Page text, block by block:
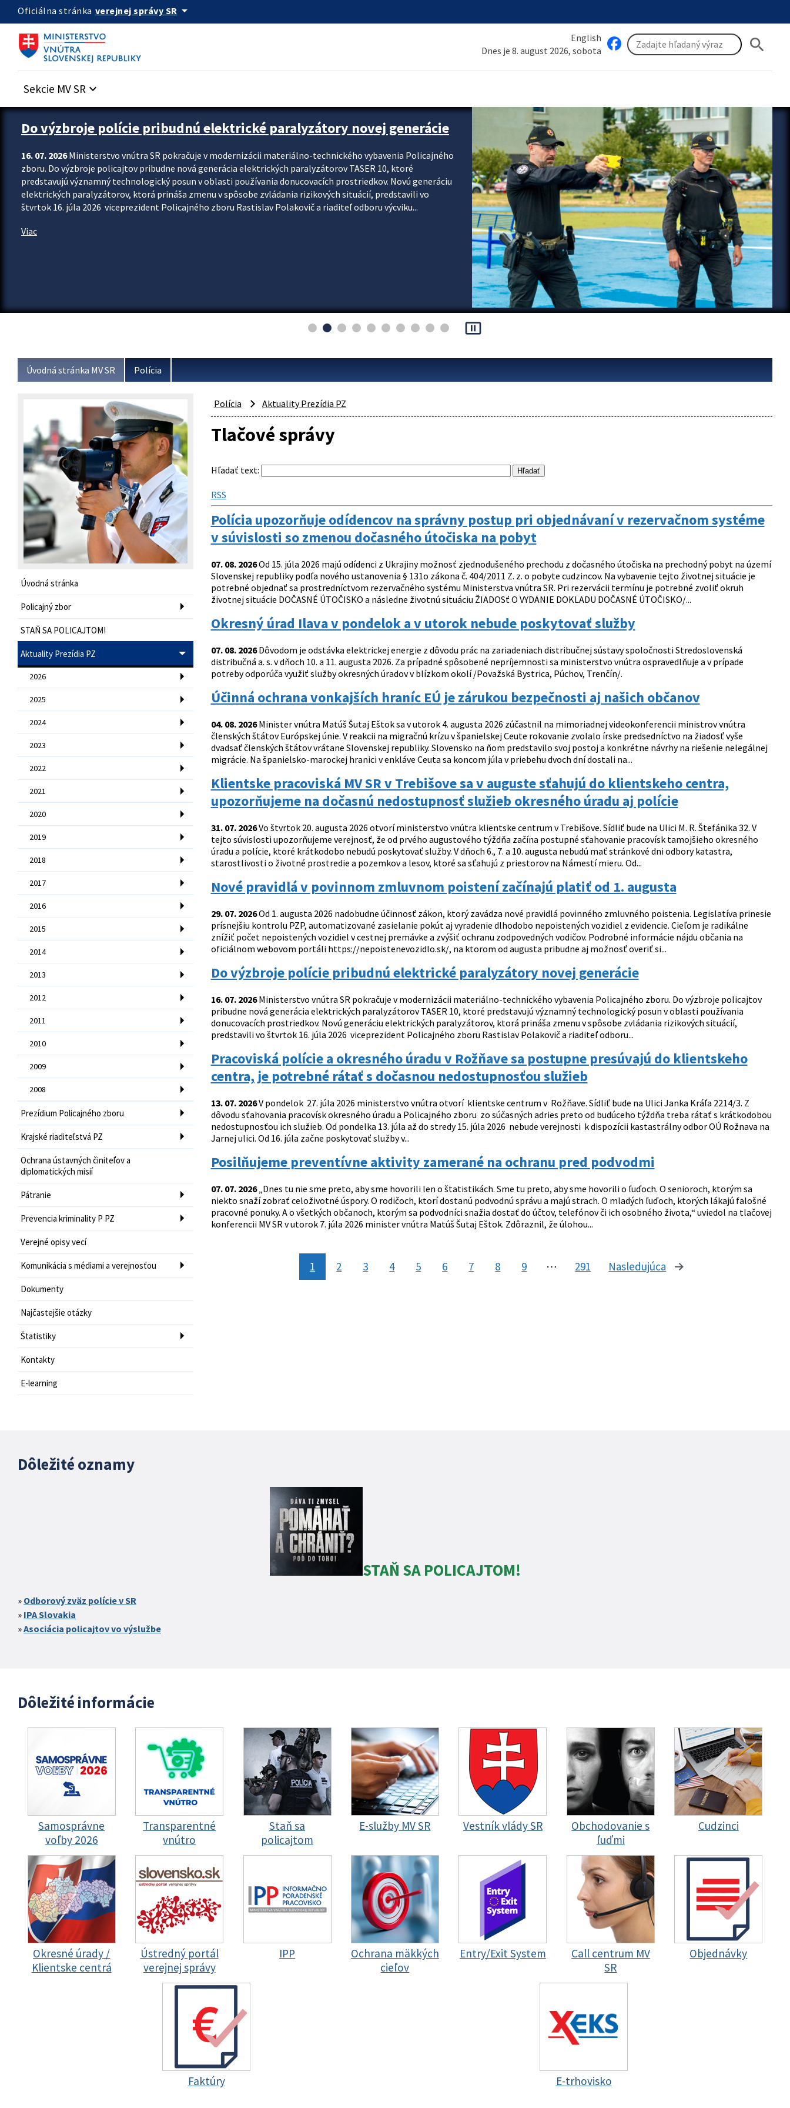
Preskocit na hlavný obsah
Oficiálna stránka verejnej správy SR arrow_drop_down
English
Dnes je 8. august 2026, sobota
search
Sekcie MV SR keyboard_arrow_down
Zastavit automatický posun upútavok
Do výzbroje polície pribudnú elektrické paralyzátory novej generácie
16. 07. 2026Ministerstvo vnútra SR pokračuje v modernizácii materiálno-technického vybavenia Policajného
zboru. Do výzbroje policajtov pribudne nová generácia elektrických paralyzátorov TASER 10, ktoré
predstavujú významný technologický posun v oblasti používania donucovacích prostriedkov. Novú generáciu
elektrických paralyzátorov, ktorá prináša zmenu v spôsobe zvládania rizikových situácií, predstavili vo
štvrtok 16. júla 2026 viceprezident Policajného zboru Rastislav Polakovič a riaditeľ odboru výcviku...
Viac
pause_presentation
Úvodná stránka MV SR Polícia
Úvodná stránka
Policajný zbor
STAŇ SA POLICAJTOM!
Aktuality Prezídia PZ
2026
2025
2024
2023
2022
2021
2020
2019
2018
2017
2016
2015
2014
2013
2012
2011
2010
2009
2008
Prezídium Policajného zboru
Krajské riaditeľstvá PZ
Ochrana ústavných činiteľov a
diplomatických misií
Pátranie
Prevencia kriminality P PZ
Verejné opisy vecí
Komunikácia s médiami a verejnosťou
Dokumenty
Najčastejšie otázky
Štatistiky
Kontakty
E-learning
Polícia Aktuality Prezídia PZ
Tlačové správy
Hľadať text:
RSS
Polícia upozorňuje odídencov na správny postup pri objednávaní v rezervačnom systéme
v súvislosti so zmenou dočasného útočiska na pobyt
07. 08. 2026Od 15. júla 2026 majú odídenci z Ukrajiny možnosť zjednodušeného prechodu z dočasného útočiska na prechodný pobyt na území
Slovenskej republiky podľa nového ustanovenia § 131o zákona č. 404/2011 Z. z. o pobyte cudzincov. Na vybavenie tejto životnej situácie je
potrebné objednať sa prostredníctvom rezervačného systému Ministerstva vnútra SR. Pri rezervácii termínu je potrebné zvoliť okruh
životnej situácie DOČASNÉ ÚTOČISKO a následne životnú situáciu ŽIADOSť O VYDANIE DOKLADU DOČASNÉ ÚTOČISKO/...
Okresný úrad Ilava v pondelok a v utorok nebude poskytovať služby
07. 08. 2026Dôvodom je odstávka elektrickej energie z dôvodu prác na zariadeniach distribučnej sústavy spoločnosti Stredoslovenská
distribučná a. s. v dňoch 10. a 11. augusta 2026. Za prípadné spôsobené nepríjemnosti sa ministerstvo vnútra ospravedlňuje a v prípade
potreby odporúča využiť služby okresných úradov v blízkom okolí /Považská Bystrica, Púchov, Trenčín/.
Účinná ochrana vonkajších hraníc EÚ je zárukou bezpečnosti aj našich občanov
04. 08. 2026Minister vnútra Matúš Šutaj Eštok sa v utorok 4. augusta 2026 zúčastnil na mimoriadnej videokonferencii ministrov vnútra
členských štátov Európskej únie. V reakcii na migračnú krízu v španielskej Ceute rokovanie zvolalo írske predsedníctvo na žiadosť vyše
dvadsať členských štátov vrátane Slovenskej republiky. Slovensko na ňom predstavilo svoj postoj a konkrétne návrhy na riešenie nelegálnej
migrácie. Na španielsko-marockej hranici v enkláve Ceuta sa koncom júla v priebehu dvoch dní dostali na...
Klientske pracoviská MV SR v Trebišove sa v auguste sťahujú do klientskeho centra,
upozorňujeme na dočasnú nedostupnosť služieb okresného úradu aj polície
31. 07. 2026Vo štvrtok 20. augusta 2026 otvorí ministerstvo vnútra klientske centrum v Trebišove. Sídliť bude na Ulici M. R. Štefánika 32. V
tejto súvislosti upozorňujeme verejnosť, že od prvého augustového týždňa začína postupné sťahovanie pracovísk tamojšieho okresného
úradu a polície, ktoré krátkodobo nebudú poskytovať služby. V dňoch 6., 7. a 10. augusta nebudú mať stránkové dni odbory katastra,
starostlivosti o životné prostredie a pozemkov a lesov, ktoré sa sťahujú z priestorov na Námestí mieru. Od...
Nové pravidlá v povinnom zmluvnom poistení začínajú platiť od 1. augusta
29. 07. 2026Od 1. augusta 2026 nadobudne účinnosť zákon, ktorý zavádza nové pravidlá povinného zmluvného poistenia. Legislatíva prinesie
prísnejšiu kontrolu PZP, automatizované zasielanie pokút aj vyradenie dlhodobo nepoistených vozidiel z evidencie. Cieľom je radikálne
znížiť počet nepoistených vozidiel v cestnej premávke a zvýšiť ochranu zodpovedných vodičov. Podrobné informácie nájdu občania na
oficiálnom webovom portáli https://nepoistenevozidlo.sk/, na ktorom od augusta pribudne aj možnosť overiť si...
Do výzbroje polície pribudnú elektrické paralyzátory novej generácie
16. 07. 2026Ministerstvo vnútra SR pokračuje v modernizácii materiálno-technického vybavenia Policajného zboru. Do výzbroje policajtov
pribudne nová generácia elektrických paralyzátorov TASER 10, ktoré predstavujú významný technologický posun v oblasti používania
donucovacích prostriedkov. Novú generáciu elektrických paralyzátorov, ktorá prináša zmenu v spôsobe zvládania rizikových situácií,
predstavili vo štvrtok 16. júla 2026 viceprezident Policajného zboru Rastislav Polakovič a riaditeľ odboru...
Pracoviská polície a okresného úradu v Rožňave sa postupne presúvajú do klientskeho
centra, je potrebné rátať s dočasnou nedostupnosťou služieb
13. 07. 2026V pondelok 27. júla 2026 ministerstvo vnútra otvorí klientske centrum v Rožňave. Sídliť bude na Ulici Janka Kráľa 2214/3. Z
dôvodu sťahovania pracovísk okresného úradu a Policajného zboru zo súčasných adries preto od budúceho týždňa treba rátať s krátkodobou
nedostupnosťou ich služieb. Od pondelka 13. júla až do stredy 15. júla 2026 nebude verejnosti k dispozícii kastastrálny odbor OÚ Rožnava na
Jarnej ulici. Od 16. júla začne poskytovať služby v...
Posilňujeme preventívne aktivity zamerané na ochranu pred podvodmi
07. 07. 2026„Dnes tu nie sme preto, aby sme hovorili len o štatistikách. Sme tu preto, aby sme hovorili o ľuďoch. O senioroch, ktorým sa
niekto snaží zobrať celoživotné úspory. O rodičoch, ktorí dostanú podvodnú správu a majú strach. O mladých ľuďoch, ktorých lákajú falošné
pracovné ponuky. A o všetkých občanoch, ktorým sa podvodníci snažia dostať do účtov, telefónov či ich osobného života,“ uviedol na tlačovej
konferencii MV SR v utorok 7. júla 2026 minister vnútra Matúš Šutaj Eštok. Zdôraznil, že úlohou...
1 2 3 4 5 6 7 8 9 ⋯ 291 Nasledujúca stránka
Dôležité oznamy
STAŇ SA POLICAJTOM!
Odborový zväz polície v SR
IPA Slovakia
Asociácia policajtov vo výslužbe
Dôležité informácie
Samosprávne
voľby 2026
Transparentné
vnútro
Staň sa
policajtom
E-služby MV SR Vestník vlády SR
Obchodovanie s
ľuďmi
Cudzinci
Okresné úrady /
Klientske centrá
Ústredný portál
verejnej správy
IPP
Ochrana mäkkých
cieľov
Entry/Exit System
Call centrum MV
SR
Objednávky
Faktúry E-trhovisko